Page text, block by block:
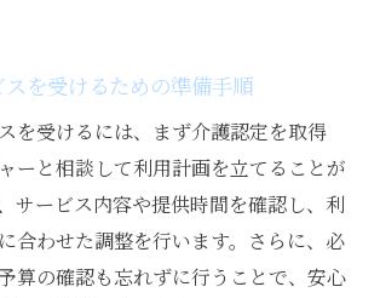
を受けるための準備手順
を受けるには、まず介護認定を取得
ーと相談して利用計画を立てることが
サービス内容や提供時間を確認し、利
合わせた調整を行います。さらに、必
算の確認も忘れずに行うことで、安心